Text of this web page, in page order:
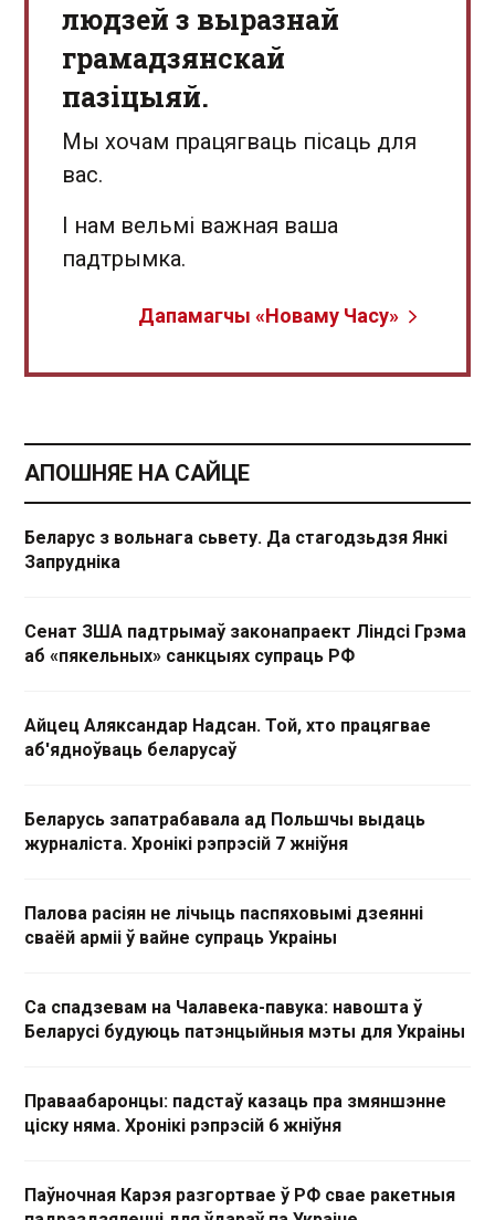
людзей з выразнай
грамадзянскай
пазіцыяй.
Мы хочам працягваць пісаць для
вас.
І нам вельмі важная ваша
падтрымка.
Дапамагчы «Новаму Часу»
АПОШНЯЕ НА САЙЦЕ
Беларус з вольнага сьвету. Да стагодзьдзя Янкі
Запрудніка
Сенат ЗША падтрымаў законапраект Ліндсі Грэма
аб «пякельных» санкцыях супраць РФ
Айцец Аляксандар Надсан. Той, хто працягвае
аб'ядноўваць беларусаў
Беларусь запатрабавала ад Польшчы выдаць
журналіста. Хронікі рэпрэсій 7 жніўня
Палова расіян не лічыць паспяховымі дзеянні
сваёй арміі ў вайне супраць Украіны
Са спадзевам на Чалавека-павука: навошта ў
Беларусі будуюць патэнцыйныя мэты для Украіны
Праваабаронцы: падстаў казаць пра змяншэнне
ціску няма. Хронікі рэпрэсій 6 жніўня
Паўночная Карэя разгортвае ў РФ свае ракетныя